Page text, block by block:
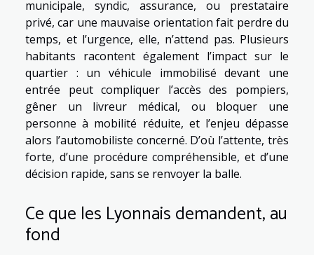
municipale, syndic, assurance, ou prestataire
privé, car une mauvaise orientation fait perdre du
temps, et l’urgence, elle, n’attend pas. Plusieurs
habitants racontent également l’impact sur le
quartier : un véhicule immobilisé devant une
entrée peut compliquer l’accès des pompiers,
gêner un livreur médical, ou bloquer une
personne à mobilité réduite, et l’enjeu dépasse
alors l’automobiliste concerné. D’où l’attente, très
forte, d’une procédure compréhensible, et d’une
décision rapide, sans se renvoyer la balle.
Ce que les Lyonnais demandent, au
fond